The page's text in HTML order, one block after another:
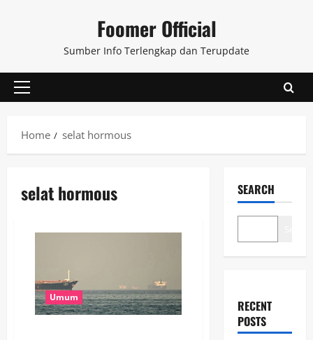
Foomer Official
Sumber Info Terlengkap dan Terupdate
Primary
Home
selat hormous
selat hormous
Umum
SEARCH
RECENT
POSTS